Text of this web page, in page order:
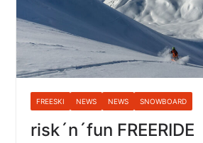
FREESKI NEWS NEWS SNOWBOARD
risk´n´fun FREERIDE